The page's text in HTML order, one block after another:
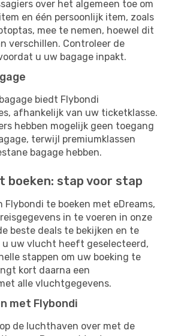
over het algemeen toe om
en één persoonlijk item, zoals
mee te nemen, hoewel dit
verschillen. Controleer de
u uw bagage inpakt.
biedt Flybondi
afhankelijk van uw ticketklasse.
hebben mogelijk geen toegang
terwijl premiumklassen
bagage hebben.
boeken: stap voor stap
Flybondi te boeken met eDreams,
in te voeren in onze
beste deals te bekijken en te
u uw vlucht heeft geselecteerd,
stappen om uw boeking te
kort daarna een
alle vluchtgegevens.
met Flybondi
de luchthaven over met de